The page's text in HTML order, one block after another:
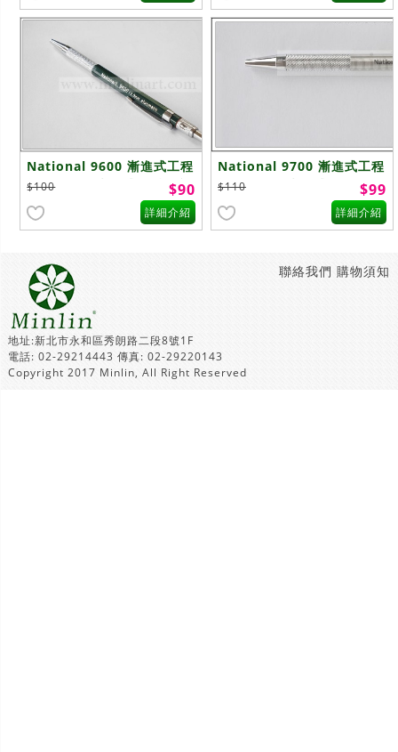
National 9600 漸進式工程
筆 2.0mm(漸進式) -特 - 複
製
$100 $90
詳細介紹
National 9700 漸進式工程
筆 2.0mm(漸進式)
$110 $99
詳細介紹
購物須知
聯絡我們
地址:新北市永和區秀朗路二段8號1F
電話: 02-29214443 傳真: 02-29220143
Copyright 2017 Minlin, All Right Reserved